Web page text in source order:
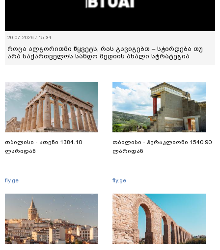
20.07.2026 / 15:34
როცა ალგორითმი წყვეტს, რას გავიგებთ – სჭირდება თუ
არა საქართველოს სანდო მედიის ახალი სტრატეგია
თბილისი - ათენი 1384.10
ლარიდან
fly.ge
თბილისი - ჰერაკლიონი 1540.90
ლარიდან
fly.ge